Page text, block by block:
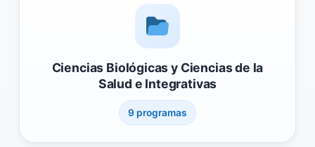
Ciencias Biológicas y Ciencias de la
Salud e Integrativas
9 programas